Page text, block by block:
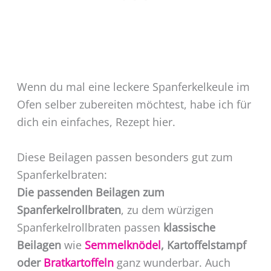
Wenn du mal eine leckere Spanferkelkeule im
Ofen selber zubereiten möchtest, habe ich für
dich ein einfaches, Rezept hier.
Diese Beilagen passen besonders gut zum
Spanferkelbraten:
Die passenden Beilagen zum
Spanferkelrollbraten, zu dem würzigen
Spanferkelrollbraten passen klassische
Beilagenwie Semmelknödel, Kartoffelstampf
oder Bratkartoffelnganz wunderbar. Auch